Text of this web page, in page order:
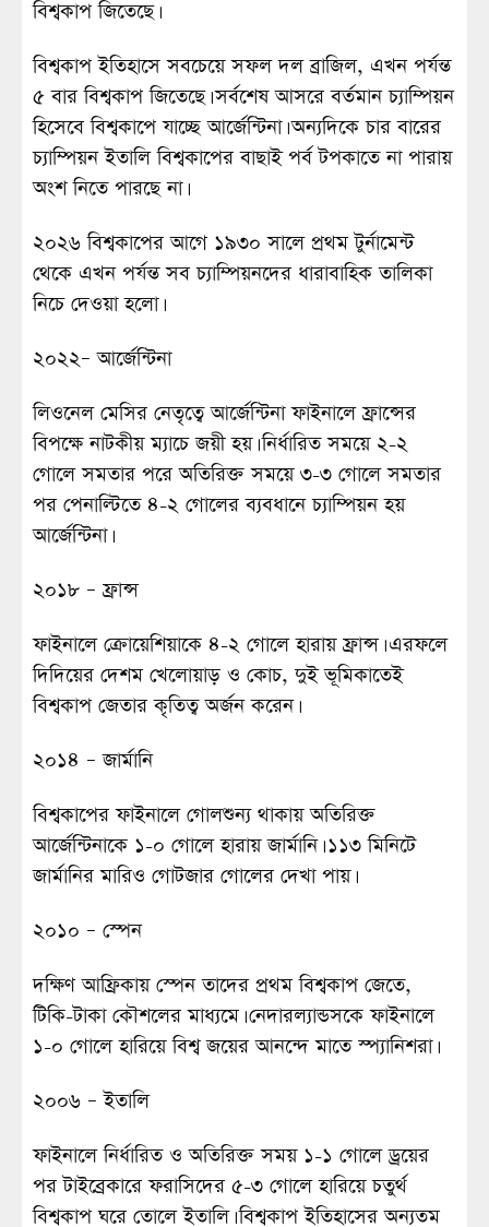
বিশ্বকাপ জিতেছে।
বিশ্বকাপ ইতিহাসে সবচেয়ে সফল দল ব্রাজিল, এখন পর্যন্ত
৫ বার বিশ্বকাপ জিতেছে। সর্বশেষ আসরে বর্তমান চ্যাম্পিয়ন
হিসেবে বিশ্বকাপে যাচ্ছে আর্জেন্টিনা। অন্যদিকে চার বারের
চ্যাম্পিয়ন ইতালি বিশ্বকাপের বাছাই পর্ব টপকাতে না পারায়
অংশ নিতে পারছে না।
২০২৬ বিশ্বকাপের আগে ১৯৩০ সালে প্রথম টুর্নামেন্ট
থেকে এখন পর্যন্ত সব চ্যাম্পিয়নদের ধারাবাহিক তালিকা
নিচে দেওয়া হলো।
২০২২– আর্জেন্টিনা
লিওনেল মেসির নেতৃত্বে আর্জেন্টিনা ফাইনালে ফ্রান্সের
বিপক্ষে নাটকীয় ম্যাচে জয়ী হয়। নির্ধারিত সময়ে ২-২
গোলে সমতার পরে অতিরিক্ত সময়ে ৩-৩ গোলে সমতার
পর পেনাল্টিতে ৪-২ গোলের ব্যবধানে চ্যাম্পিয়ন হয়
আর্জেন্টিনা।
২০১৮ – ফ্রান্স
ফাইনালে ক্রোয়েশিয়াকে ৪-২ গোলে হারায় ফ্রান্স। এরফলে
দিদিয়ের দেশম খেলোয়াড় ও কোচ, দুই ভূমিকাতেই
বিশ্বকাপ জেতার কৃতিত্ব অর্জন করেন।
২০১৪ – জার্মানি
বিশ্বকাপের ফাইনালে গোলশুন্য থাকায় অতিরিক্ত
আর্জেন্টিনাকে ১-০ গোলে হারায় জার্মানি। ১১৩ মিনিটে
জার্মানির মারিও গোটজার গোলের দেখা পায়।
২০১০ – স্পেন
দক্ষিণ আফ্রিকায় স্পেন তাদের প্রথম বিশ্বকাপ জেতে,
টিকি-টাকা কৌশলের মাধ্যমে। নেদারল্যান্ডসকে ফাইনালে
১-০ গোলে হারিয়ে বিশ্ব জয়ের আনন্দে মাতে স্প্যানিশরা।
২০০৬ – ইতালি
ফাইনালে নির্ধারিত ও অতিরিক্ত সময় ১-১ গোলে ড্রয়ের
পর টাইব্রেকারে ফরাসিদের ৫-৩ গোলে হারিয়ে চতুর্থ
বিশ্বকাপ ঘরে তোলে ইতালি। বিশ্বকাপ ইতিহাসের অন্যতম